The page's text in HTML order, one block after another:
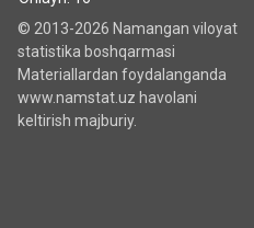
© 2013-2026 Namangan viloyat
statistika boshqarmasi
Materiallardan foydalanganda
www.namstat.uz havolani
keltirish majburiy.